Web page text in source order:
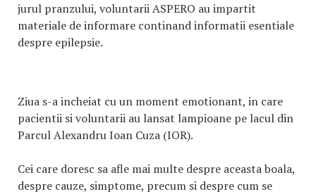
jurul pranzului, voluntarii ASPERO au impartit
materiale de informare continand informatii esentiale
despre epilepsie.
Ziua s-a incheiat cu un moment emotionant, in care
pacientii si voluntarii au lansat lampioane pe lacul din
Parcul Alexandru Ioan Cuza (IOR).
Cei care doresc sa afle mai multe despre aceasta boala,
despre cauze, simptome, precum si despre cum se